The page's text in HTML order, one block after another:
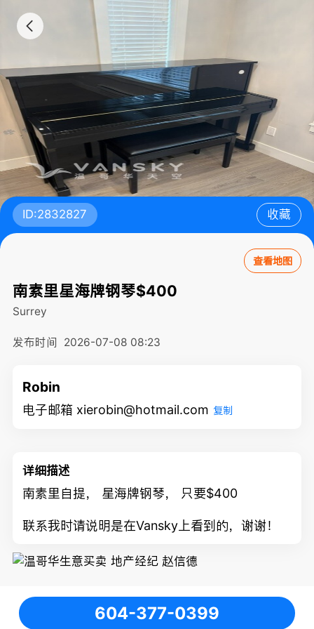
ID:2832827 收藏
查看地图
南素里星海牌钢琴$400
Surrey
发布时间 2026-07-08 08:23
Robin
电子邮箱 xierobin@hotmail.com 复制
详细描述
南素里自提， 星海牌钢琴， 只要$400
联系我时请说明是在Vansky上看到的，谢谢！
604-377-0399